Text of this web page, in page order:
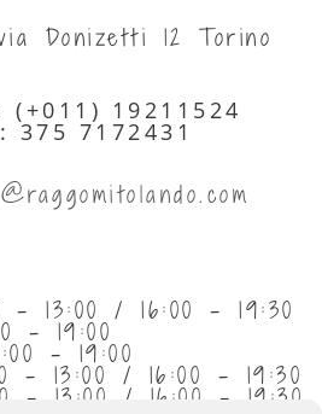
Donizetti 12 Torino
19211524
375 7172431
- 13:00 / 16:00 - 19:30
- 19:00
- 19:00
- 13:00 / 16:00 - 19:30
- 13:00 / 16:00 - 19:30